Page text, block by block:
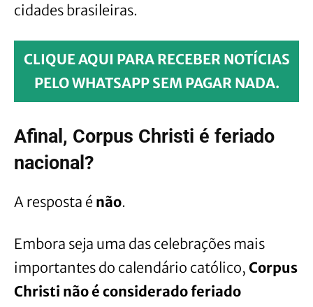
cidades brasileiras.
CLIQUE AQUI PARA RECEBER NOTÍCIAS
PELO WHATSAPP SEM PAGAR NADA.
Afinal, Corpus Christi é feriado
nacional?
A resposta é não.
Embora seja uma das celebrações mais
importantes do calendário católico, Corpus
Christi não é considerado feriado